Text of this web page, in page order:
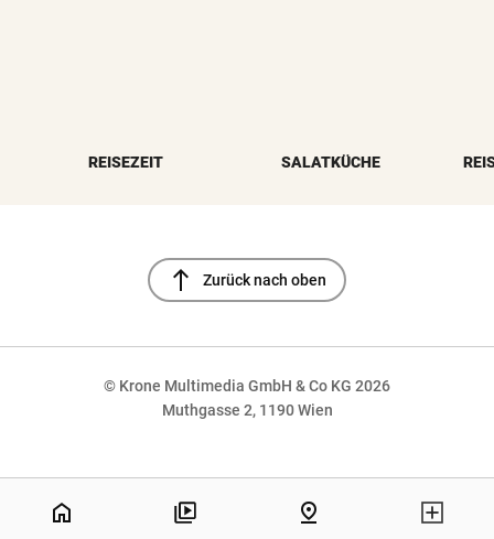
REISEZEIT SALATKÜCHE
north Zurück nach oben
© Krone Multimedia GmbH & Co KG 2026
Muthgasse 2, 1190 Wien
home pin_drop
NaN%